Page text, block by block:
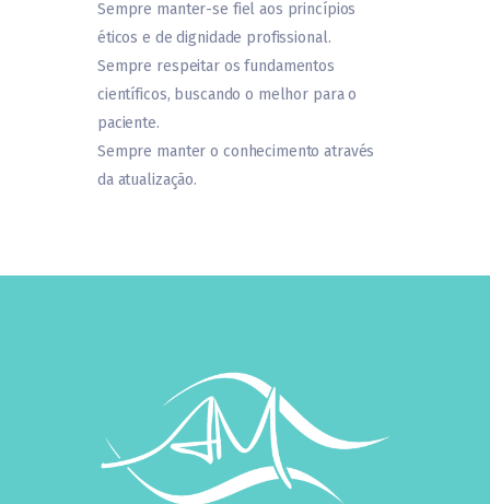
Sempre manter-se fiel aos princípios
éticos e de dignidade profissional.
Sempre respeitar os fundamentos
científicos, buscando o melhor para o
paciente.
Sempre manter o conhecimento através
da atualização.